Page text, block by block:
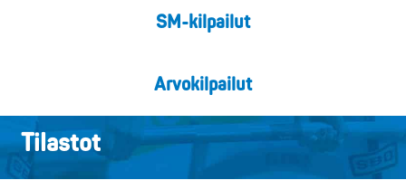
SM-kilpailut
Arvokilpailut
Tilastot